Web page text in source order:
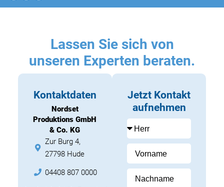
Lassen Sie sich von
unseren Experten beraten.
Kontaktdaten
Nordset
Produktions GmbH
& Co. KG
Zur Burg 4,
27798 Hude
04408 807 0000
Jetzt Kontakt
aufnehmen